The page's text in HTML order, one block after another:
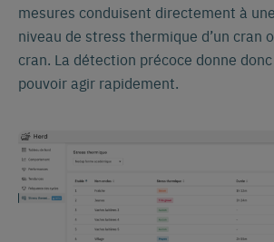
mesures conduisent directement à
niveau de stress thermique d’un cran
cran. La détection précoce donne donc
pouvoir agir rapidement.
Nous voyons que vous
anglais. Souhaitez-vous